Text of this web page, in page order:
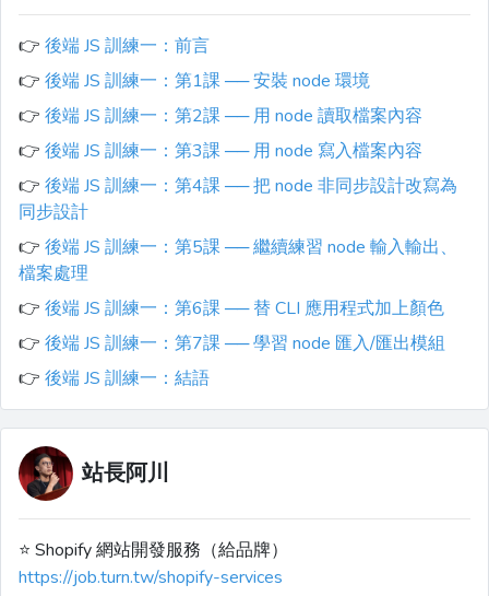
👉 後端 JS 訓練一：前言
👉 後端 JS 訓練一：第1課 ── 安裝 node 環境
👉 後端 JS 訓練一：第2課 ── 用 node 讀取檔案內容
👉 後端 JS 訓練一：第3課 ── 用 node 寫入檔案內容
👉 後端 JS 訓練一：第4課 ── 把 node 非同步設計改寫為
同步設計
👉 後端 JS 訓練一：第5課 ── 繼續練習 node 輸入輸出、
檔案處理
👉 後端 JS 訓練一：第6課 ── 替 CLI 應用程式加上顏色
👉 後端 JS 訓練一：第7課 ── 學習 node 匯入/匯出模組
👉 後端 JS 訓練一：結語
站長阿川
⭐️ Shopify 網站開發服務（給品牌）
https://job.turn.tw/shopify-services